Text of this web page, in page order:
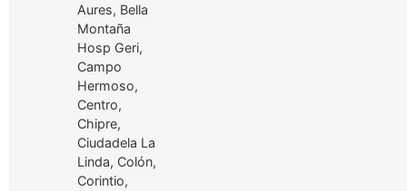
Aures, Bella
Montaña
Hosp Geri,
Campo
Hermoso,
Centro,
Chipre,
Ciudadela La
Linda, Colón,
Corintio,